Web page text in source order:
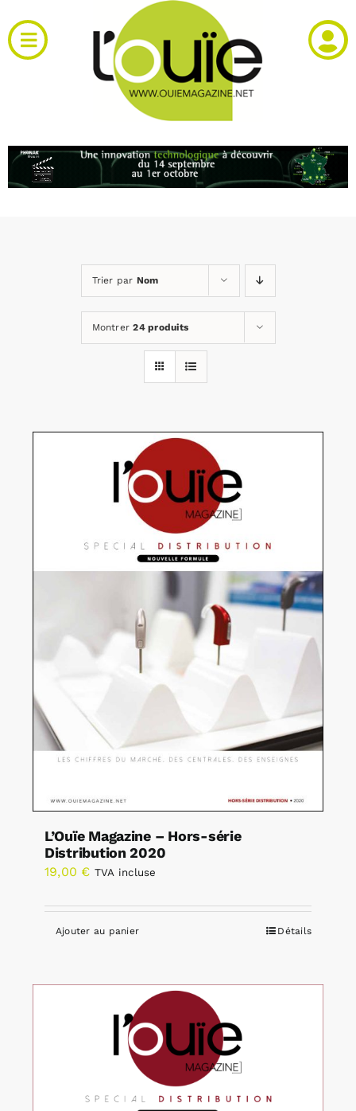
au
contenu
Toggle
Navigation
RH et emploi
Annonces emploi
Trier par Nom
Montrer24 produits
L’Ouïe Magazine – Hors-série
Distribution 2020
19,00 € TVA incluse
Ajouter au panier Détails